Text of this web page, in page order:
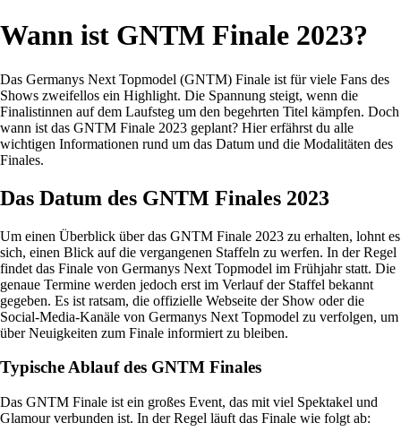
Wann ist GNTM Finale 2023?
Das Germanys Next Topmodel (GNTM) Finale ist für viele Fans des
Shows zweifellos ein Highlight. Die Spannung steigt, wenn die
Finalistinnen auf dem Laufsteg um den begehrten Titel kämpfen. Doch
wann ist das GNTM Finale 2023 geplant? Hier erfährst du alle
wichtigen Informationen rund um das Datum und die Modalitäten des
Finales.
Das Datum des GNTM Finales 2023
Um einen Überblick über das GNTM Finale 2023 zu erhalten, lohnt es
sich, einen Blick auf die vergangenen Staffeln zu werfen. In der Regel
findet das Finale von Germanys Next Topmodel im Frühjahr statt. Die
genaue Termine werden jedoch erst im Verlauf der Staffel bekannt
gegeben. Es ist ratsam, die offizielle Webseite der Show oder die
Social-Media-Kanäle von Germanys Next Topmodel zu verfolgen, um
über Neuigkeiten zum Finale informiert zu bleiben.
Typische Ablauf des GNTM Finales
Das GNTM Finale ist ein großes Event, das mit viel Spektakel und
Glamour verbunden ist. In der Regel läuft das Finale wie folgt ab: